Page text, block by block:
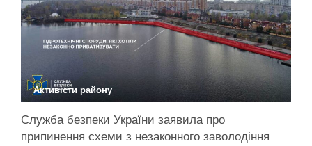
Активісти району
Служба безпеки України заявила про
припинення схеми з незаконного заволодіння